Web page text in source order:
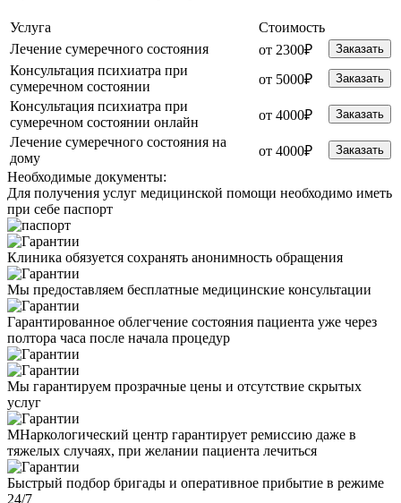
Услуга
Стоимость
Лечение сумеречного состояния
от 2300₽ Заказать
Консультация психиатра при
сумеречном состоянии
от 5000₽ Заказать
Консультация психиатра при
сумеречном состоянии онлайн
от 4000₽ Заказать
Лечение сумеречного состояния на
дому
от 4000₽ Заказать
Необходимые документы:
Для получения услуг медицинской помощи необходимо иметь
при себе паспорт
Клиника обязуется сохранять анонимность обращения
Мы предоставляем бесплатные медицинские консультации
Гарантированное облегчение состояния пациента уже через
полтора часа после начала процедур
Мы гарантируем прозрачные цены и отсутствие скрытых
услуг
МНаркологический центр гарантирует ремиссию даже в
тяжелых случаях, при желании пациента лечиться
Быстрый подбор бригады и оперативное прибытие в режиме
24/7